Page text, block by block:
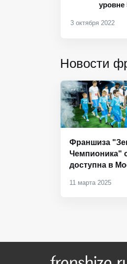
уровне
3 октября 2022
Новости
Франшиза
Чемпионика"
доступна в
11 марта 2025